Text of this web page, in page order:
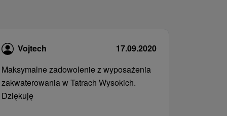
Vojtech
17.09.2020
Maksymalne zadowolenie z wyposażenia
zakwaterowania w Tatrach Wysokich.
Dziękuję